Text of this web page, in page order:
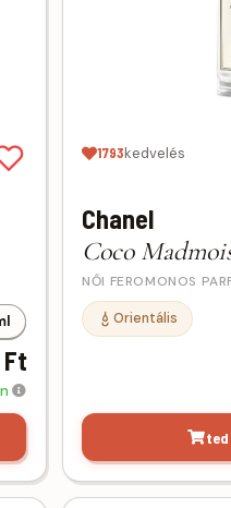
1793kedvelés
Chanel
Coco
NŐI FEROMONOS
Orientális